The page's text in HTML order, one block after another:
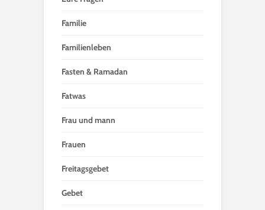
Familie
Familienleben
Fasten & Ramadan
Fatwas
Frau und mann
Frauen
Freitagsgebet
Gebet